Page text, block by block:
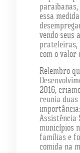
paraibanas,
essa
vendo seus
prateleiras,
com o valor
Relembro
2016,
reunia
Assistência
municípios
famílias e
comida na